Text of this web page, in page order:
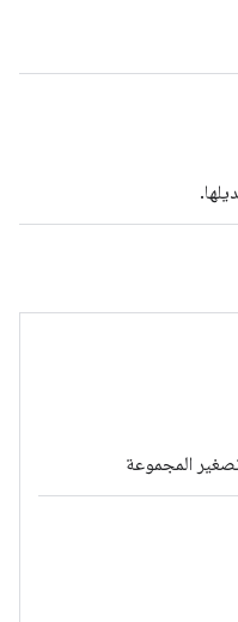
المجموعة